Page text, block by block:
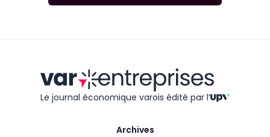
Le journal économique varois édité par l’
Archives